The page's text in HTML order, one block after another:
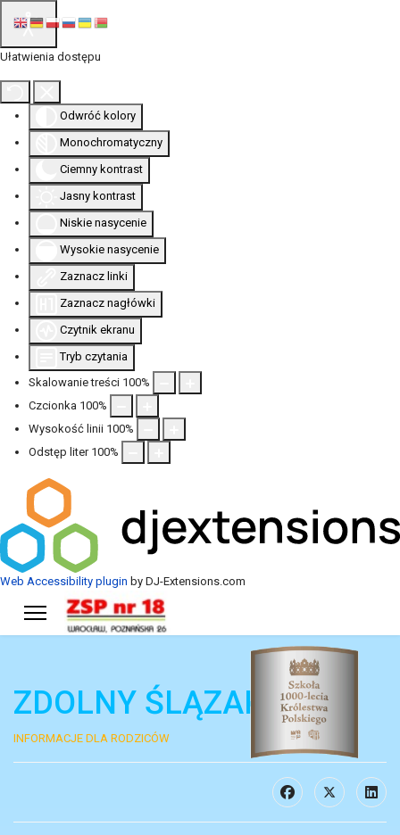
Ułatwienia dostępu
Odwróć kolory
Monochromatyczny
Ciemny kontrast
Jasny kontrast
Niskie nasycenie
Wysokie nasycenie
Zaznacz linki
Zaznacz nagłówki
Czytnik ekranu
Tryb czytania
Skalowanie treści 100%
Czcionka 100%
Wysokość linii 100%
Odstęp liter 100%
Web Accessibility plugin by DJ-Extensions.com
ZDOLNY ŚLĄZAK 2025
INFORMACJE DLA RODZICÓW